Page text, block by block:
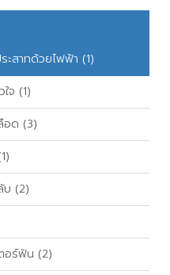
ะสาทด้วยไฟฟ้า (1)
จ (1)
อด (3)
(2)
อร์ฟัน (2)